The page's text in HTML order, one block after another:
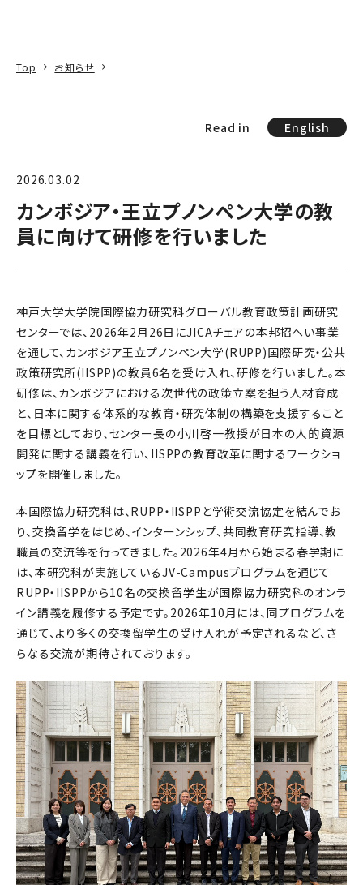
Top お知らせ
Read in English
2026.03.02
カンボジア・王立プノンペン大学の教
員に向けて研修を行いました
神戸大学大学院国際協力研究科グローバル教育政策計画研究
センターでは、2026年2月26日にJICAチェアの本邦招へい事業
を通して、カンボジア王立プノンペン大学(RUPP)国際研究・公共
政策研究所(IISPP)の教員6名を受け入れ、研修を行いました。本
研修は、カンボジアにおける次世代の政策立案を担う人材育成
と、日本に関する体系的な教育・研究体制の構築を支援すること
を目標としており、センター長の小川啓一教授が日本の人的資源
開発に関する講義を行い、IISPPの教育改革に関するワークショ
ップを開催しました。
本国際協力研究科は、RUPP・IISPPと学術交流協定を結んでお
り、交換留学をはじめ、インターンシップ、共同教育研究指導、教
職員の交流等を行ってきました。2026年4月から始まる春学期に
は、本研究科が実施しているJV-Campusプログラムを通じて
RUPP・IISPPから10名の交換留学生が国際協力研究科のオンラ
イン講義を履修する予定です。2026年10月には、同プログラムを
通じて、より多くの交換留学生の受け入れが予定されるなど、さ
らなる交流が期待されております。